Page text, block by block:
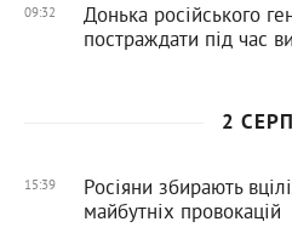
09:32
Донька російського
постраждати під час
2
15:39
Росіяни збирають
майбутніх провокацій